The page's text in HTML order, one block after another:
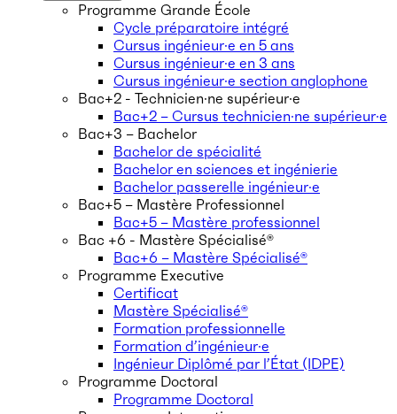
Programme Grande École
Cycle préparatoire intégré
Cursus ingénieur·e en 5 ans
Cursus ingénieur·e en 3 ans
Cursus ingénieur·e section anglophone
Bac+2 - Technicien·ne supérieur·e
Bac+2 – Cursus technicien·ne supérieur·e
Bac+3 – Bachelor
Bachelor de spécialité
Bachelor en sciences et ingénierie
Bachelor passerelle ingénieur·e
Bac+5 – Mastère Professionnel
Bac+5 – Mastère professionnel
Bac +6 - Mastère Spécialisé®
Bac+6 – Mastère Spécialisé®
Programme Executive
Certificat
Mastère Spécialisé®
Formation professionnelle
Formation d’ingénieur·e
Ingénieur Diplômé par l’État (IDPE)
Programme Doctoral
Programme Doctoral